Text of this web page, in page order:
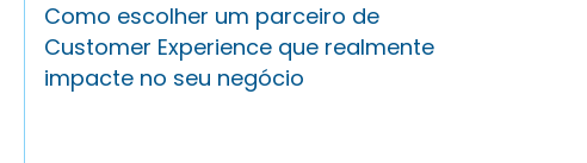
Como escolher um parceiro de
Customer Experience que realmente
impacte no seu negócio